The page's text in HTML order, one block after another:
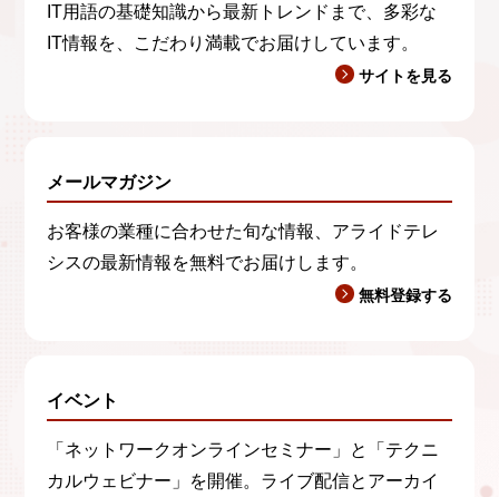
IT用語の基礎知識から最新トレンドまで、多彩な
IT情報を、こだわり満載でお届けしています。
サイトを見る
メールマガジン
お客様の業種に合わせた旬な情報、アライドテレ
シスの最新情報を無料でお届けします。
無料登録する
イベント
「ネットワークオンラインセミナー」と「テクニ
カルウェビナー」を開催。ライブ配信とアーカイ